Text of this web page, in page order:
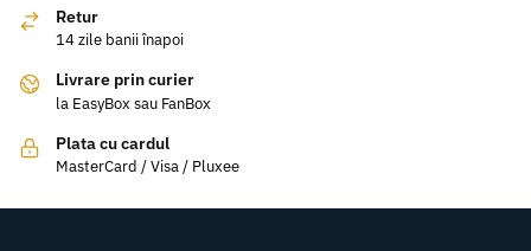
Retur
14 zile banii înapoi
Livrare prin curier
la EasyBox sau FanBox
Plata cu cardul
MasterCard / Visa / Pluxee